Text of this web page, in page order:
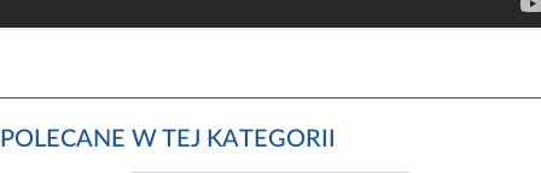
rejestracja
POLECANE W TEJ KATEGORII